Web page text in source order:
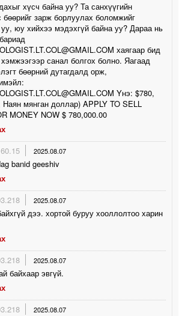
хүсч байна уу? Та санхүүгийн
зарж борлуулах боломжийг
юу хийхээ мэдэхгүй байна уу? Дараа нь
хаягаар бид
санал болгох болно. Яагаад
бөөрний дутагдалд орж,
Yнэ: $780,
мянган доллар) APPLY TO SELL
MONEY NOW $ 780,000.00
2025.08.07
banid geeshiv
2025.08.07
дээ. хортой буруу хооллолтоо харин
2025.08.07
байхаар эвгүй.
2025.08.07